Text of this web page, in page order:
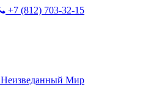
+7 (812) 703-32-15
Неизведанный Мир